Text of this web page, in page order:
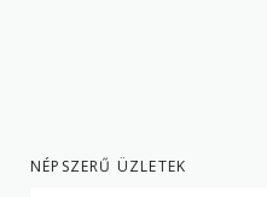
NÉPSZERŰ ÜZLETEK